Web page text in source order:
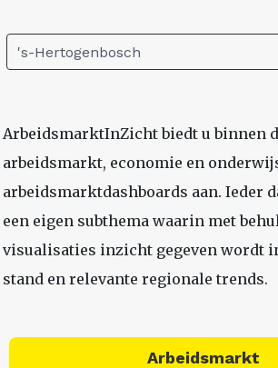
's-Hertogenbosch
ArbeidsmarktInZicht biedt u binnen
arbeidsmarkt, economie en
arbeidsmarktdashboards aan. Ieder
een eigen subthema waarin met
visualisaties inzicht gegeven wordt
stand en relevante regionale trends.
Arbeidsmarkt